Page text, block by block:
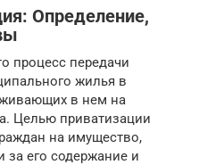
Определение,
процесс передачи
жилья в
в нем на
Целью приватизации
на имущество,
за его содержание и